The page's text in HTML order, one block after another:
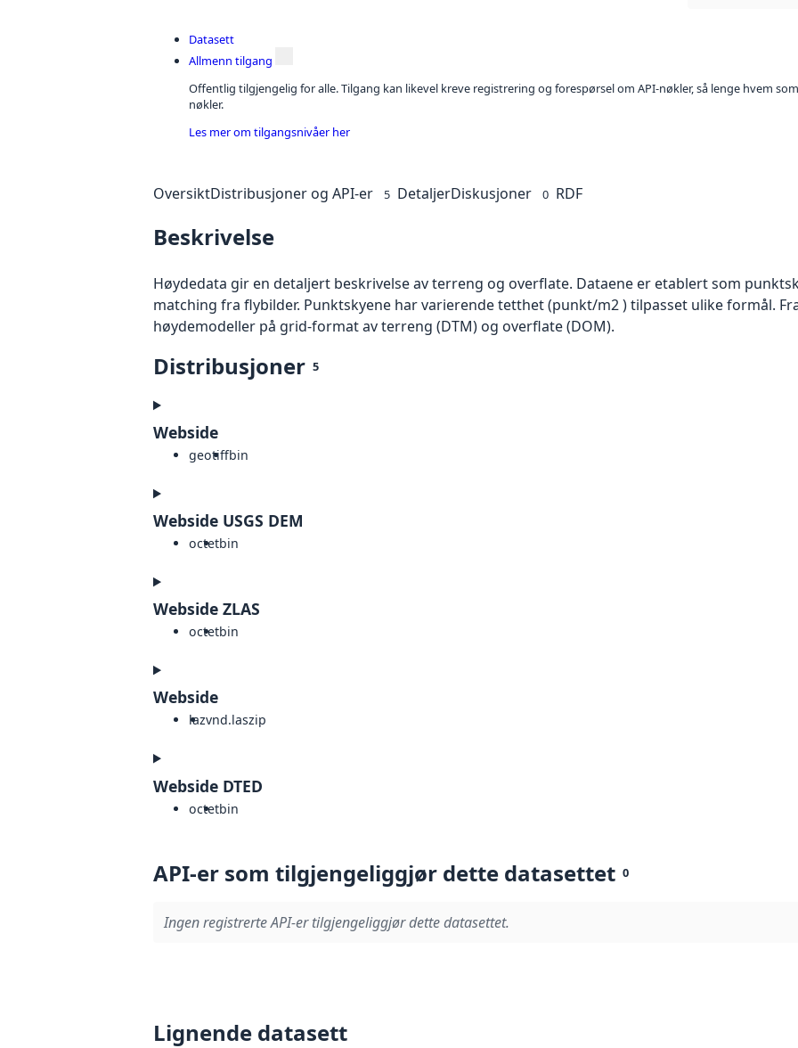
Datasett
Allmenn tilgang
Offentlig tilgjengelig for alle. Tilgang kan likevel kreve registrering og forespørsel om API-nøkler, så lenge hvem
nøkler.
Les mer om tilgangsnivåer her
OversiktDistribusjoner og API-er 5 DetaljerDiskusjoner 0 RDF
Beskrivelse
Høydedata gir en detaljert beskrivelse av terreng og overflate. Dataene er etablert som
matching fra flybilder. Punktskyene har varierende tetthet (punkt/m2 ) tilpasset ulike formål.
høydemodeller på grid-format av terreng (DTM) og overflate (DOM).
Distribusjoner 5
Webside
geotiffbin
Webside USGS DEM
octetbin
Webside ZLAS
octetbin
Webside
lazvnd.laszip
Webside DTED
octetbin
API-er som tilgjengeliggjør dette datasettet 0
Ingen registrerte API-er tilgjengeliggjør dette datasettet.
Lignende datasett